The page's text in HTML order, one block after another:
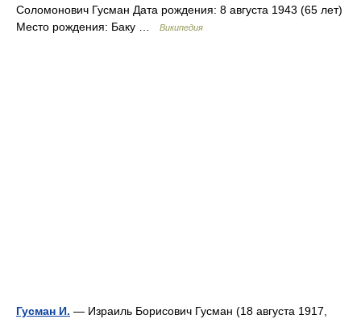
Соломонович Гусман Дата рождения: 8 августа 1943 (65 лет)
Место рождения: Баку …
Википедия
Гусман И. — Израиль Борисович Гусман (18 августа 1917,